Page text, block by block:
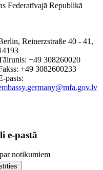
Federatīvajā Republikā
Reinerzstraße 40 - 41,
+49 308260020
+49 3082600233
pasts:
e-pastā
notikumiem